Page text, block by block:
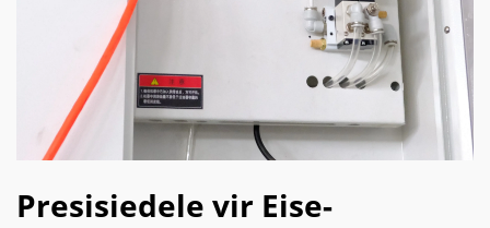
Presisiedele vir Eise-